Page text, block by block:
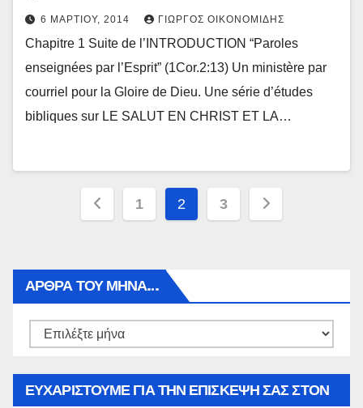
6 ΜΑΡΤΊΟΥ, 2014 ΓΙΏΡΓΟΣ ΟΙΚΟΝΟΜΊΔΗΣ
Chapitre 1 Suite de l’INTRODUCTION “Paroles
enseignées par l’Esprit” (1Cor.2:13) Un ministère par
courriel pour la Gloire de Dieu. Une série d’études
bibliques sur LE SALUT EN CHRIST ET LA…
Πλοήγηση
1 2 3
ΑΡΘΡΑ ΤΟΥ ΜΉΝΑ…
Αρθρα
ΕΥΧΑΡΙΣΤΟΥΜΕ ΓΙΑ ΤΗΝ ΕΠΙΣΚΕΨΗ ΣΑΣ ΣΤΟΝ